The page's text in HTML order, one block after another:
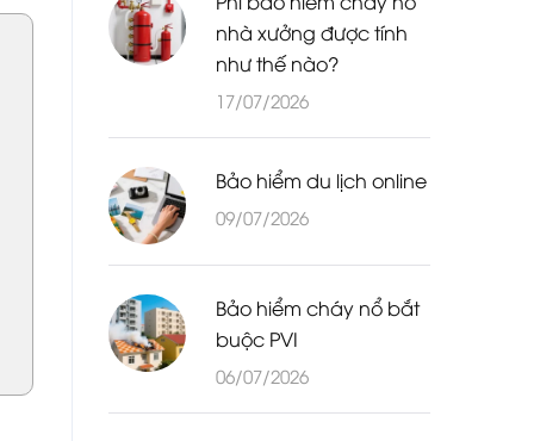
nhà xưởng được tính
như thế nào?
17/07/2026
Bảo hiểm du lịch online
09/07/2026
Bảo hiểm cháy nổ bắt
buộc PVI
06/07/2026